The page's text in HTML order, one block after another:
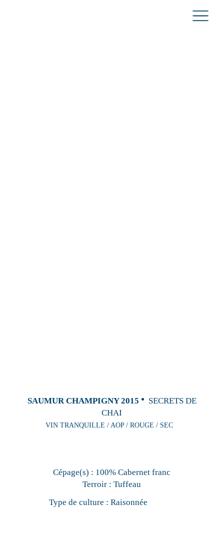
SAUMUR CHAMPIGNY 2015
SECRETS DE
CHAI
VIN TRANQUILLE / AOP / ROUGE / SEC
Cépage(s) : 100% Cabernet franc
Terroir : Tuffeau
Type de culture : Raisonnée